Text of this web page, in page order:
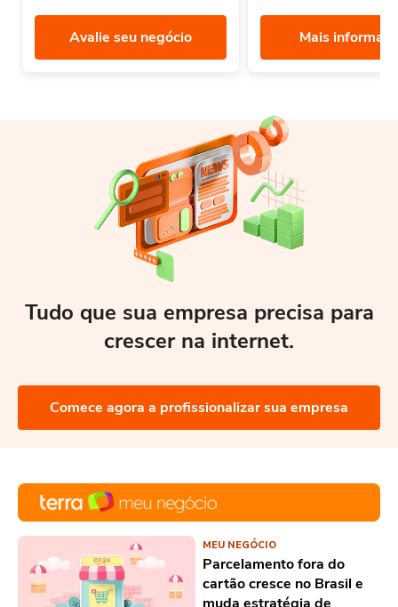
Avalie seu negócio Mais
Tudo que sua empresa precisa para
crescer na internet.
Comece agora a profissionalizar sua empresa
MEU NEGÓCIO
Parcelamento fora do
cartão cresce no Brasil e
muda estratégia de